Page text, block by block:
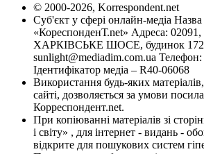
© 2000-2026, Korrespondent.net
Суб'єкт у сфері онлайн-медіа
«КореспонденТ.net» Адреса: 02091,
ХАРКІВСЬКЕ ШОСЕ, будинок 172-
sunlight@mediadim.com.ua Телефон:
Ідентифікатор медіа – R40-06068
Використання будь-яких
сайті, дозволяється за умови
Корреспондент.net.
При копіюванні матеріалів зі
і світу» , для інтернет - видань -
відкрите для пошукових систем